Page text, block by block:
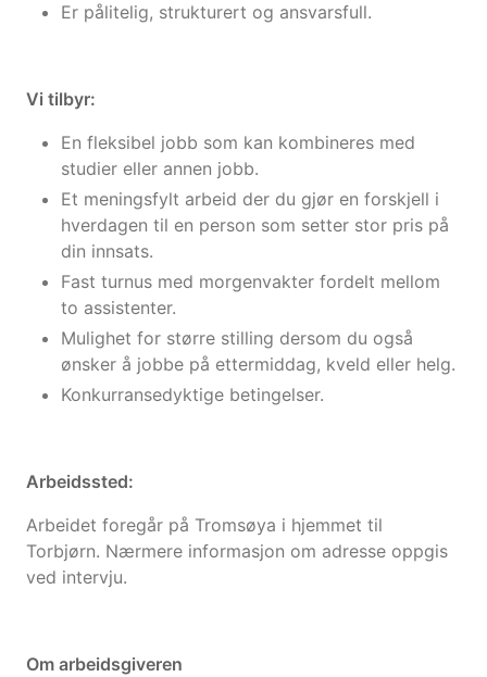
Er pålitelig, strukturert og ansvarsfull.
Vi tilbyr:
En fleksibel jobb som kan kombineres med
studier eller annen jobb.
Et meningsfylt arbeid der du gjør en forskjell i
hverdagen til en person som setter stor pris på
din innsats.
Fast turnus med morgenvakter fordelt mellom
to assistenter.
Mulighet for større stilling dersom du også
ønsker å jobbe på ettermiddag, kveld eller helg.
Konkurransedyktige betingelser.
Arbeidssted:
Arbeidet foregår på Tromsøya i hjemmet til
Torbjørn. Nærmere informasjon om adresse oppgis
ved intervju.
Om arbeidsgiveren